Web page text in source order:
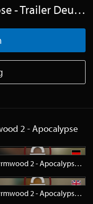
Wyrmwood 2 - Apocalypse - Trailer Deutsch HD
2 - Apocalypse
Wyrmwood 2 - Apocalypse
Wyrmwood 2 - Apocalypse